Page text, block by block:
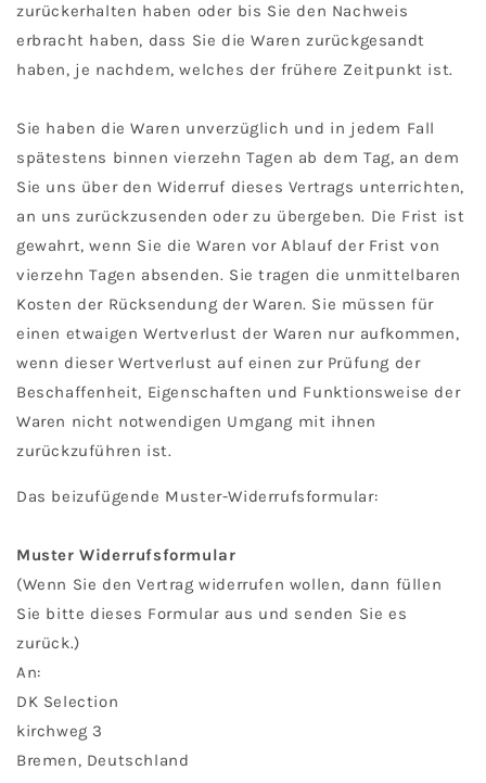
zurückerhalten haben oder bis Sie den Nachweis
erbracht haben, dass Sie die Waren zurückgesandt
haben, je nachdem, welches der frühere Zeitpunkt ist.
Sie haben die Waren unverzüglich und in jedem Fall
spätestens binnen vierzehn Tagen ab dem Tag, an dem
Sie uns über den Widerruf dieses Vertrags unterrichten,
an uns zurückzusenden oder zu übergeben. Die Frist ist
gewahrt, wenn Sie die Waren vor Ablauf der Frist von
vierzehn Tagen absenden. Sie tragen die unmittelbaren
Kosten der Rücksendung der Waren. Sie müssen für
einen etwaigen Wertverlust der Waren nur aufkommen,
wenn dieser Wertverlust auf einen zur Prüfung der
Beschaffenheit, Eigenschaften und Funktionsweise der
Waren nicht notwendigen Umgang mit ihnen
zurückzuführen ist.
Das beizufügende Muster-Widerrufsformular:
Muster Widerrufsformular
(Wenn Sie den Vertrag widerrufen wollen, dann füllen
Sie bitte dieses Formular aus und senden Sie es
zurück.)
An:
DK Selection
kirchweg 3
Bremen, Deutschland